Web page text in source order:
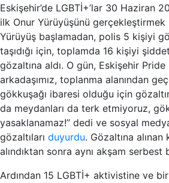
Eskişehir’de LGBTİ+’lar 30 Haziran
ilk Onur Yürüyüşünü
Yürüyüş başlamadan, polis 5 kişiyi
taşıdığı için, toplamda 16 kişiyi
gözaltına aldı. O gün, Eskişehir Pride
arkadaşımız, toplanma alanından
gökkuşağı ibaresi olduğu için
da meydanları da terk etmiyoruz,
yasaklanamaz!’’ dedi ve sosyal
gözaltıları duyurdu. Gözaltına
alındıktan sonra aynı akşam serbest
Ardından 15 LGBTİ+ aktivistine ve